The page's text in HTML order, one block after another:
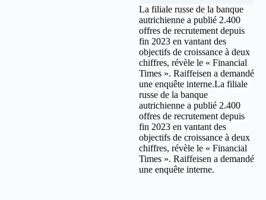
La filiale russe de la banque
autrichienne a publié 2.400
offres de recrutement depuis
fin 2023 en vantant des
objectifs de croissance à deux
chiffres, révèle le « Financial
Times » . Raiffeisen a demandé
une enquête interne.La filiale
russe de la banque
autrichienne a publié 2.400
offres de recrutement depuis
fin 2023 en vantant des
objectifs de croissance à deux
chiffres, révèle le « Financial
Times » . Raiffeisen a demandé
une enquête interne.